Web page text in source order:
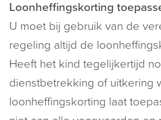
Loonheffingskorting
U moet bij gebruik van de
regeling altijd de
Heeft het kind tegelijkertijd
dienstbetrekking of uitkering
loonheffingskorting laat